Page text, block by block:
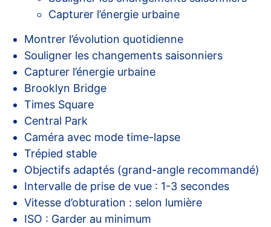
Capturer l’énergie urbaine
Montrer l’évolution quotidienne
Souligner les changements saisonniers
Capturer l’énergie urbaine
Brooklyn Bridge
Times Square
Central Park
Caméra avec mode time-lapse
Trépied stable
Objectifs adaptés (grand-angle recommandé)
Intervalle de prise de vue : 1-3 secondes
Vitesse d’obturation : selon lumière
ISO : Garder au minimum